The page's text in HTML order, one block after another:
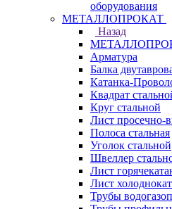
оборудования
МЕТАЛЛОПРОКАТ
Назад
Арматура
Балка
Катанка-
Квадрат
Круг стальной
Лист просечно-
Полоса стальная
Уголок стальной
Швеллер
Лист
Лист
Трубы